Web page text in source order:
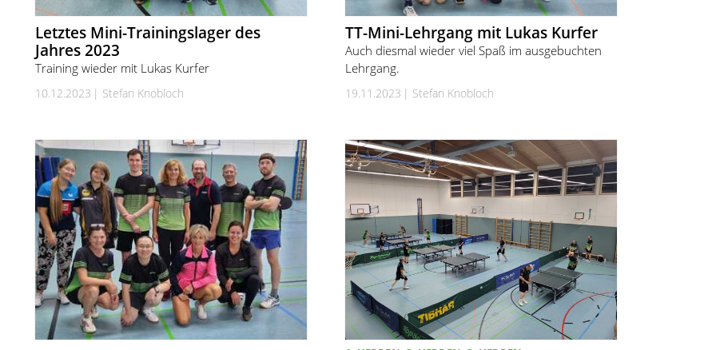
Letztes Mini-Trainingslager des
Jahres 2023
Training wieder mit Lukas Kurfer
10.12.2023 Stefan Knobloch
TT-Mini-Lehrgang mit Lukas Kurfer
Auch diesmal wieder viel Spaß im ausgebuchten
Lehrgang.
19.11.2023 Stefan Knobloch